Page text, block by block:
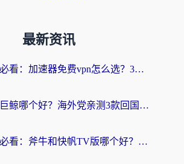
最新资讯
海外党必看：加速器免费vpn怎么选？3步教你无缝访问国内资源
穿梭和巨鲸哪个好？海外党亲测3款回国加速器，教你避开90%的坑
海外党必看：斧牛和快帆TV版哪个好？3分钟选对回国加速器，无缝刷B站、追热剧